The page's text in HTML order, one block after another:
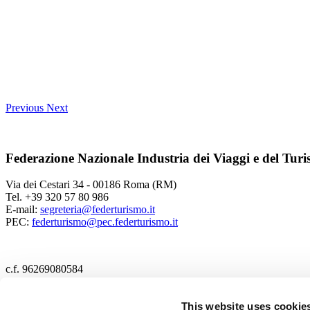
This website uses
Previous Next
Federazione Nazionale Industria dei Viaggi e del
Via dei Cestari 34 - 00186 Roma (RM)
Tel. +39 320 57 80 986
E-mail: segreteria@federturismo.it
PEC: federturismo@pec.federturismo.it
c.f. 96269080584